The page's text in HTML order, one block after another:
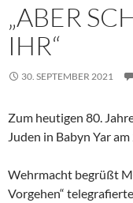
„ABER
IHR“
30. SEPTEMBER 2021
Zum heutigen 80.
Juden in Babyn Yar
Wehrmacht begrüßt
Vorgehen“